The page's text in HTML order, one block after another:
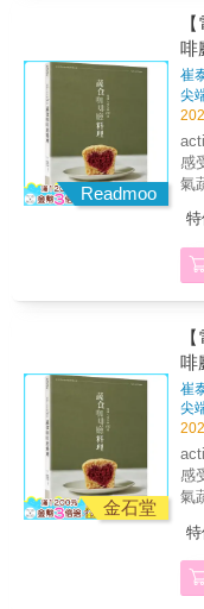
蒜
番
合
維
收
菜
飪
飪
貴
方
型
自
收
復
的
養
一
地
力
最
「
存
獨
細
也
藏
幫
率
現
清
更
Readmoo
啡
崔
尖
感
氣
乳
時
果
刨冰◎
漢
司
卻
金石堂
啡
崔
尖
感
氣
乳
時